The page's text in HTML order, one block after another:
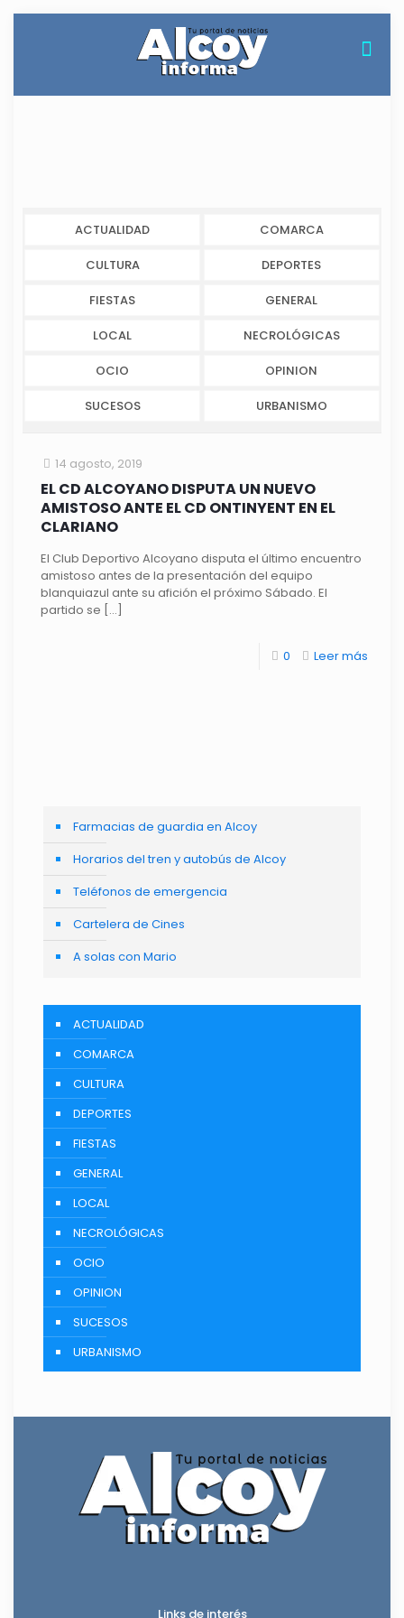
ACTUALIDAD COMARCA
CULTURA DEPORTES
FIESTAS GENERAL
LOCAL NECROLÓGICAS
OCIO OPINION
SUCESOS URBANISMO
14 agosto, 2019
EL CD ALCOYANO DISPUTA UN NUEVO
AMISTOSO ANTE EL CD ONTINYENT EN EL
CLARIANO
El Club Deportivo Alcoyano disputa el último encuentro
amistoso antes de la presentación del equipo
blanquiazul ante su afición el próximo Sábado. El
partido se […]
0 Leer más
Farmacias de guardia en Alcoy
Horarios del tren y autobús de Alcoy
Teléfonos de emergencia
Cartelera de Cines
A solas con Mario
ACTUALIDAD
COMARCA
CULTURA
DEPORTES
FIESTAS
GENERAL
LOCAL
NECROLÓGICAS
OCIO
OPINION
SUCESOS
URBANISMO
Links de interés